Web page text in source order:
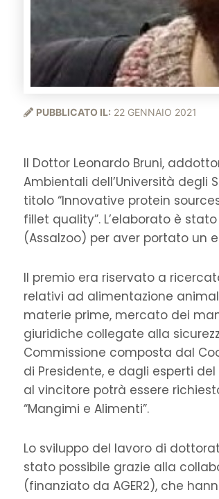
PUBBLICATO IL: 22 GENNAIO 2021
Il Dottor Leonardo Bruni,
Ambientali dell’Università degli
titolo “Innovative protein
fillet quality”. L’elaborato è
(Assalzoo) per aver portato un
Il premio era riservato a
relativi ad alimentazione
materie prime, mercato dei
giuridiche collegate alla
Commissione composta dal
di Presidente, e dagli esperti
al vincitore potrà essere
“Mangimi e Alimenti”.
Lo sviluppo del lavoro di
stato possibile grazie alla
(finanziato da AGER2), che